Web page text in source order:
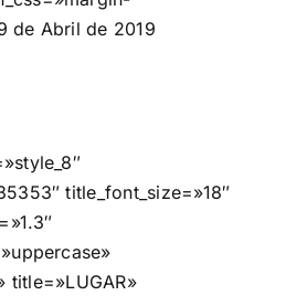
de Abril de 2019
title_font_size=»18″
title=»LUGAR»